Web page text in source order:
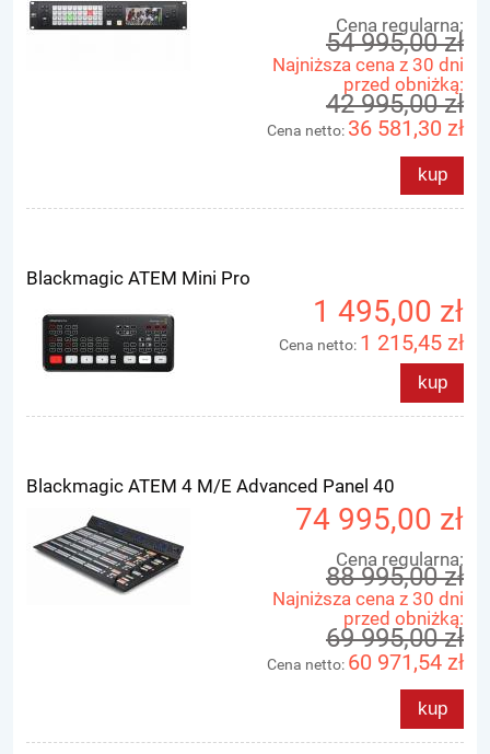
Cena regularna:
54 995,00 zł
Najniższa cena z 30 dni
przed obniżką:
42 995,00 zł
Cena netto: 36 581,30 zł
kup
Blackmagic ATEM Mini Pro
1 495,00 zł
Cena netto: 1 215,45 zł
kup
Blackmagic ATEM 4 M/E Advanced Panel 40
74 995,00 zł
Cena regularna:
88 995,00 zł
Najniższa cena z 30 dni
przed obniżką:
69 995,00 zł
Cena netto: 60 971,54 zł
kup